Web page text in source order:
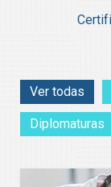
Ver todas
Diplomaturas